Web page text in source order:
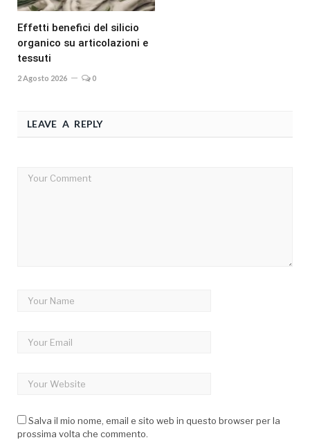
Effetti benefici del silicio
organico su articolazioni e
tessuti
2 Agosto 2026 0
LEAVE A REPLY
Salva il mio nome, email e sito web in questo browser per la
prossima volta che commento.